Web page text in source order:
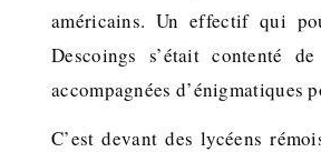
américains. Un effectif qui
Descoings s’était contenté
accompagnées d’énigmatiques
C’est devant des lycéens